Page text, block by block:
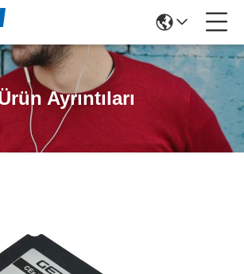
Ayrıntıları